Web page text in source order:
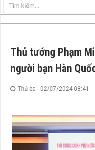
Thủ tướng Phạm
người bạn Hàn
Thứ ba - 02/07/2024 08:41